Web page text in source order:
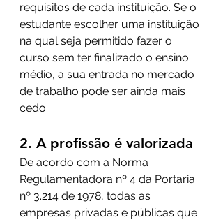
requisitos de cada instituição. Se o
estudante escolher uma instituição
na qual seja permitido fazer o
curso sem ter finalizado o ensino
médio, a sua entrada no mercado
de trabalho pode ser ainda mais
cedo.
2. A profissão é valorizada
De acordo com a Norma
Regulamentadora nº 4 da Portaria
nº 3.214 de 1978, todas as
empresas privadas e públicas que